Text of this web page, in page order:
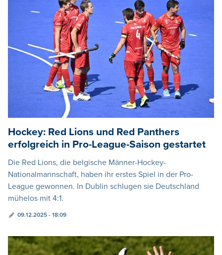
Hockey: Red Lions und Red Panthers
erfolgreich in Pro-League-Saison gestartet
Die Red Lions, die belgische Männer-Hockey-
Nationalmannschaft, haben ihr erstes Spiel in der Pro-
League gewonnen. In Dublin schlugen sie Deutschland
mühelos mit 4:1.
09.12.2025 - 18:09